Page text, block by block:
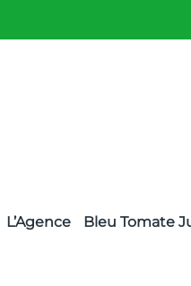
L’Agence Bleu Tomate